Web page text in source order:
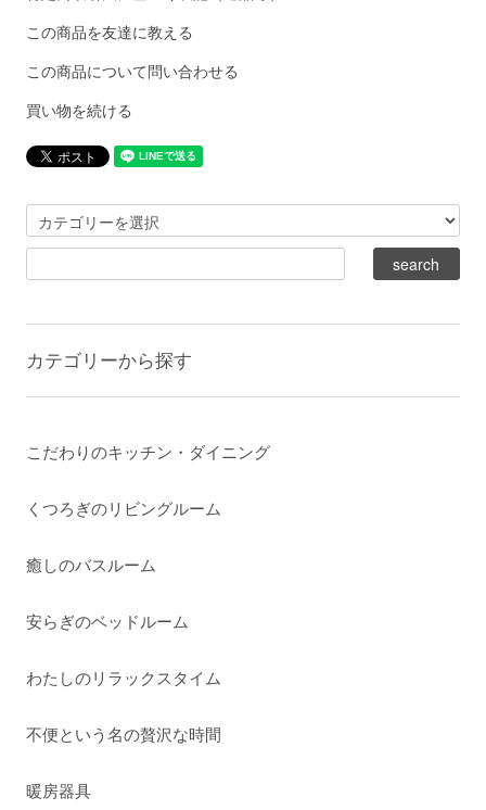
この商品を友達に教える
この商品について問い合わせる
買い物を続ける
カテゴリーから探す
こだわりのキッチン・ダイニング
くつろぎのリビングルーム
癒しのバスルーム
安らぎのベッドルーム
わたしのリラックスタイム
不便という名の贅沢な時間
暖房器具